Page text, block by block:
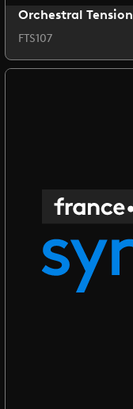
Orchestral Tension
FTS107